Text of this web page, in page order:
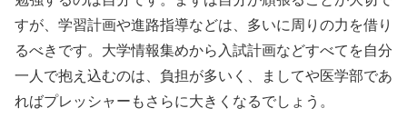
すが、学習計画や進路指導などは、多いに周りの力を借り
るべきです。大学情報集めから入試計画などすべてを自分
一人で抱え込むのは、負担が多いく、ましてや医学部であ
ればプレッシャーもさらに大きくなるでしょう。